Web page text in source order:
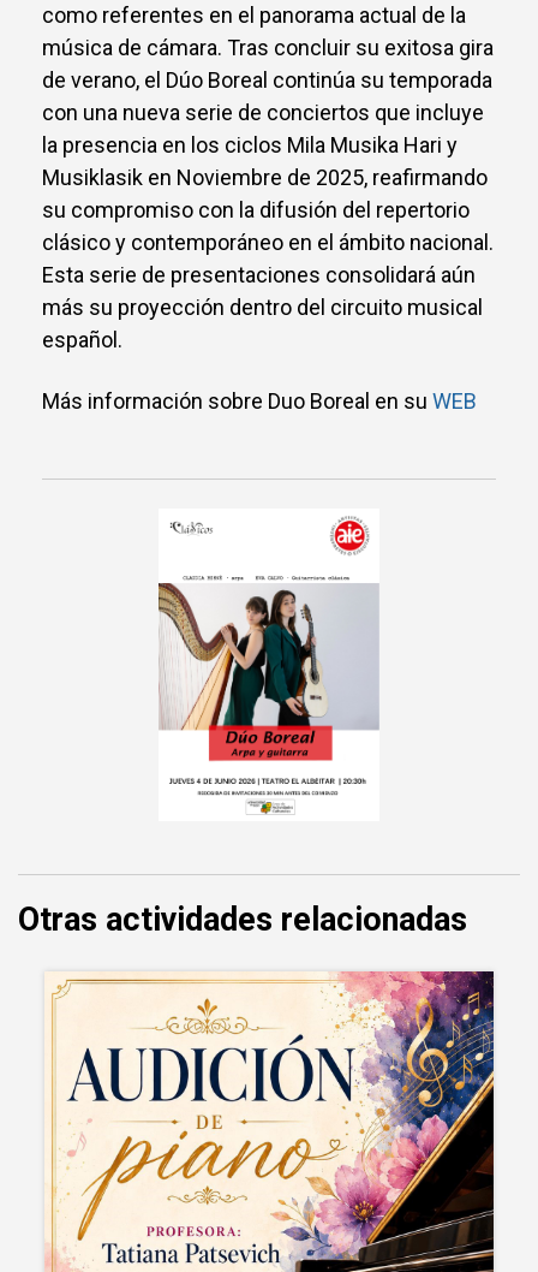
como referentes en el panorama actual de la
música de cámara. Tras concluir su exitosa gira
de verano, el Dúo Boreal continúa su temporada
con una nueva serie de conciertos que incluye
la presencia en los ciclos Mila Musika Hari y
Musiklasik en Noviembre de 2025, reafirmando
su compromiso con la difusión del repertorio
clásico y contemporáneo en el ámbito nacional.
Esta serie de presentaciones consolidará aún
más su proyección dentro del circuito musical
español.
Más información sobre Duo Boreal en su WEB
Otras actividades relacionadas